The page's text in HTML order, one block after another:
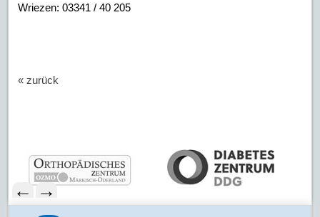
Wriezen: 03341 / 40 205
« zurück
→
←